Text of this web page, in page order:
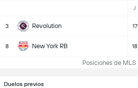
J
3 Revolution 17
8 New York RB 18
Posiciones de MLS
Duelos previos